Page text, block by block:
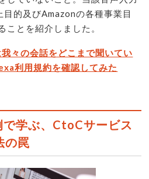
的及びAmazonの各種事業目
ことを紹介しました。
々の会話をどこまで聞いてい
利用規約を確認してみた
学ぶ、CtoCサービス
の罠